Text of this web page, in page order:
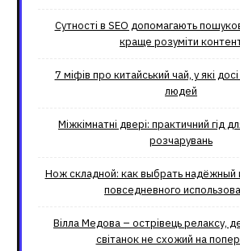
Сутності в SEO допомагають
краще розуміти
7 міфів про китайський чай, у які
людей
Міжкімнатні двері: практичний гід
розчарувань
Нож складной: как выбрать надёжный
повседневного
Вілла Медова – острівець релаксу,
світанок не схожий на